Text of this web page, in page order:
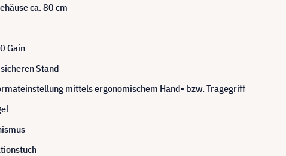
ca. 80 cm
Gain
Stand
mittels ergonomischem Hand- bzw. Tragegriff